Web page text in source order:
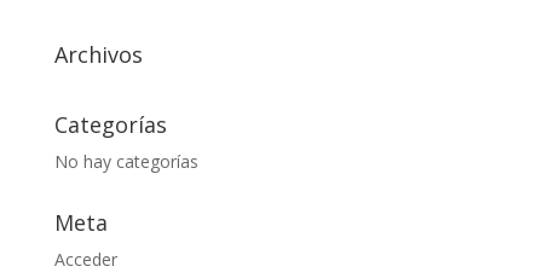
Archivos
Categorías
No hay categorías
Meta
Acceder